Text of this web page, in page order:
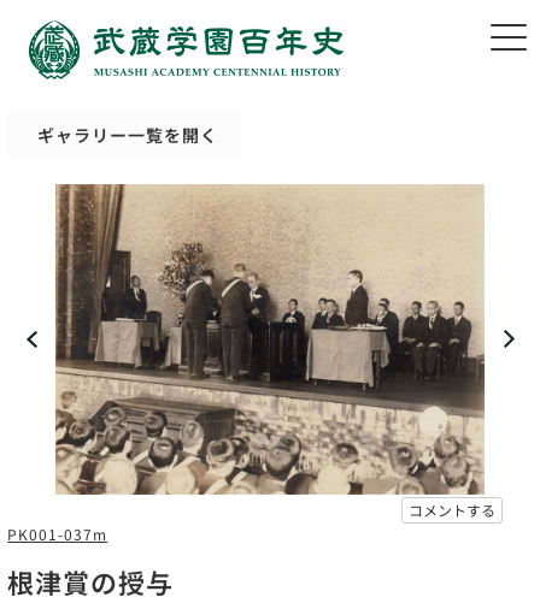
ギャラリー一覧を開く
コメントする
PK001-037m
根津賞の授与